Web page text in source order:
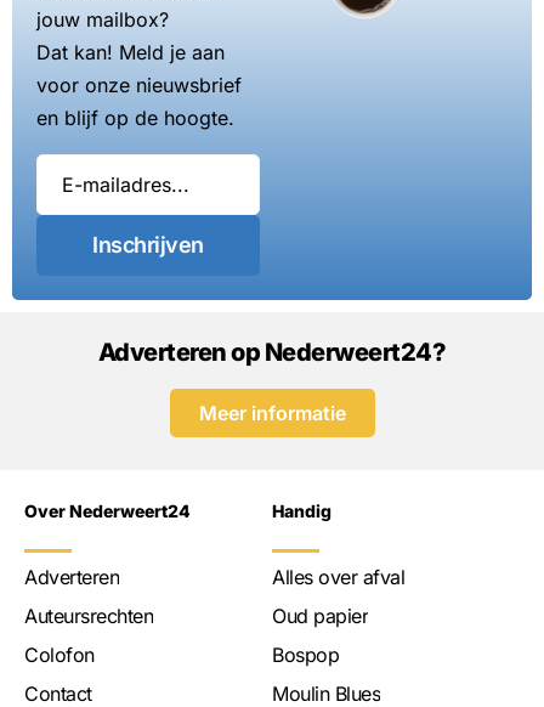
jouw mailbox?
Dat kan! Meld je aan
voor onze nieuwsbrief
en blijf op de hoogte.
Inschrijven
Adverteren op Nederweert24?
Meer informatie
Over Nederweert24
Adverteren
Auteursrechten
Colofon
Contact
Handig
Alles over afval
Oud papier
Bospop
Moulin Blues